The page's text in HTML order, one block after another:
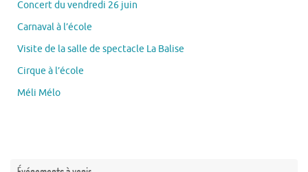
Concert du vendredi 26 juin
Carnaval à l’école
Visite de la salle de spectacle La Balise
Cirque à l’école
Méli Mélo